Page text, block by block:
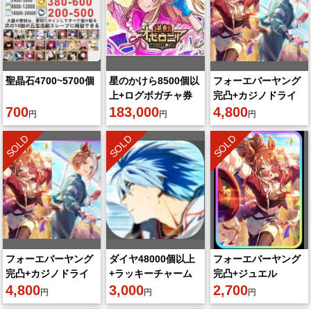
聖晶石4700~5700個
700円
星のかけら8500個以
上+ログボガチャ券
等自体有無ランダム
ランク2
183,000円
フォーエバーヤング
完凸+カジノドライ
ヴ完凸+ジュエル
195000個以上+3★
ウマの娘5~10体
4,800円
SOLD
フォーエバーヤング
完凸+カジノドライ
ヴ完凸+ジュエル
195000個以上+3★
4,800円
SOLD
ダイヤ48000個以上
+ラッキーチャーム
3~8枚
3,000円
SOLD
フォーエバーヤング
完凸+ジュエル
200000個以上
+SSR60-80体
2,700円